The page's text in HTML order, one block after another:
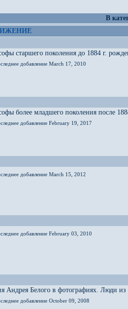
В
старшего поколения до 1884 г.
добавление March 17, 2010
более младшего поколения после
добавление February 19, 2017
добавление March 15, 2012
добавление February 03, 2010
Андрея Белого в фотографиях. Люди из
добавление October 09, 2008